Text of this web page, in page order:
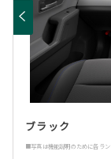
ブラック
■写真は機能説明のために各ラン